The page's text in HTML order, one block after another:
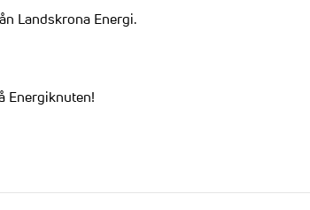
Landskrona Energi.
Energiknuten!